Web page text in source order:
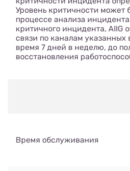
Уровень критичности может
процессе анализа
критичного инцидента, AIIG
связи по каналам указанных
время 7 дней в неделю, до
восстановления
Время обслуживания